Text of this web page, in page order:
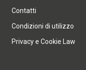
Contatti
Condizioni di utilizzo
Privacy e Cookie Law